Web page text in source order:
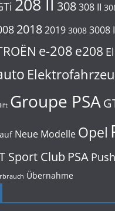
208 II 308308 II
20182019 3008 3008
e-208 e208
Groupe PSA
Neue Modelle Opel
Sport Club PSA
Übernahme